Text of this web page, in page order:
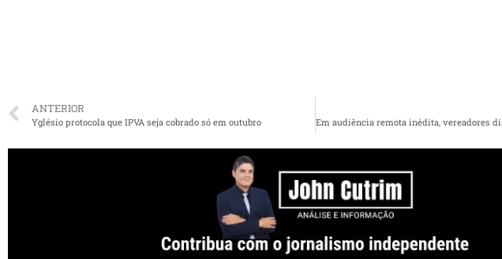
ANTERIOR
Yglésio protocola que IPVA seja cobrado só em outubro